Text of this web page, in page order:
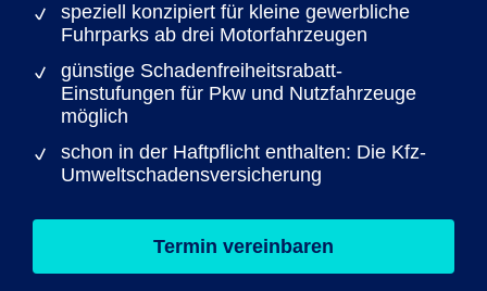
speziell konzipiert für kleine gewerbliche
Fuhrparks ab drei Motorfahrzeugen
günstige Schadenfreiheitsrabatt-
Einstufungen für Pkw und Nutzfahrzeuge
möglich
schon in der Haftpflicht enthalten: Die Kfz-
Umweltschadensversicherung
Termin vereinbaren